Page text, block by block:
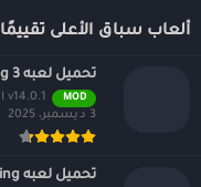
ألعاب سباق الأعلى تقييمًا
تحميل لعبه Real Racing 3 مهكره للاندرويد
MOD
v14.0.1 اموال غير محدودة
3 ديسمبر، 2025
تحميل لعبه Hill Climb Racing مهكره للاندرويد 2026